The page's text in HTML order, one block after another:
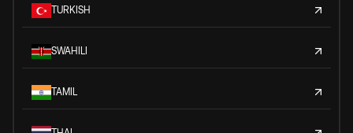
TURKISH
SWAHILI
TAMIL